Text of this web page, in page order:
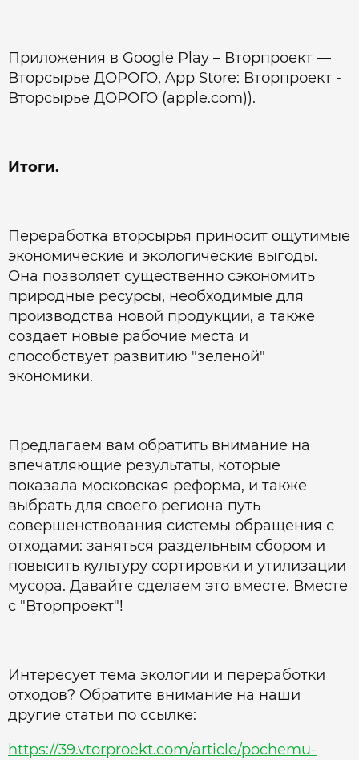
Приложения в Google Play – Вторпроект —
Вторсырье ДОРОГО, App Store: Вторпроект -
Вторсырье ДОРОГО (apple.com)).
Итоги.
Переработка вторсырья приносит ощутимые
экономические и экологические выгоды.
Она позволяет существенно сэкономить
природные ресурсы, необходимые для
производства новой продукции, а также
создает новые рабочие места и
способствует развитию "зеленой"
экономики.
Предлагаем вам обратить внимание на
впечатляющие результаты, которые
показала московская реформа, и также
выбрать для своего региона путь
совершенствования системы обращения с
отходами: заняться раздельным сбором и
повысить культуру сортировки и утилизации
мусора. Давайте сделаем это вместе. Вместе
с "Вторпроект"!
Интересует тема экологии и переработки
отходов? Обратите внимание на наши
другие статьи по ссылке:
https://39.vtorproekt.com/article/pochemu-